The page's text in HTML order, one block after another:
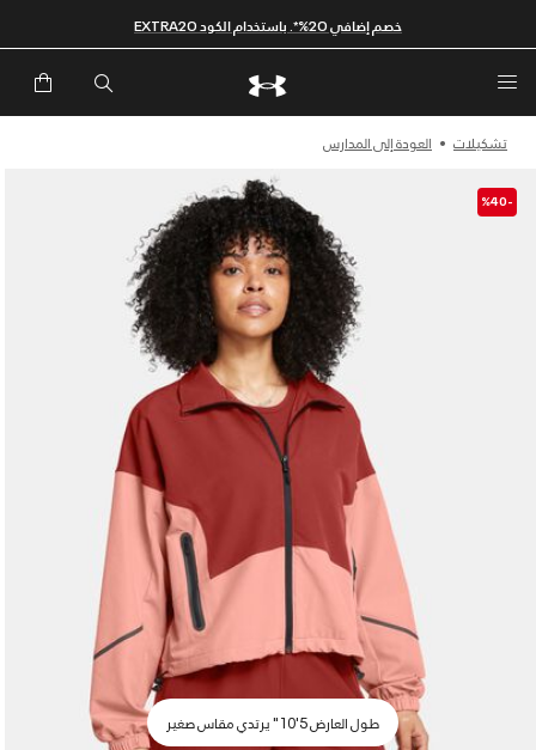
خصم إضافي 20%*. باستخدام الكود EXTRA20
تشكيلات العودة إلى المدارس
-%40
طول العارض 5'10" يرتدي مقاس صغير